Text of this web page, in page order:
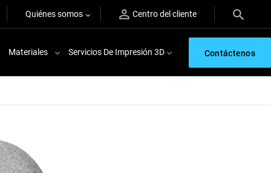
Quiénes somos Centro del cliente
Materiales Servicios De Impresión 3D Contáctenos